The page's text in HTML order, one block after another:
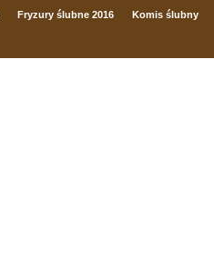
Fryzury ślubne 2016 Komis ślubny